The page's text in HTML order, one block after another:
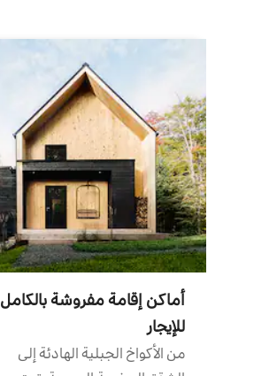
أماكن إقامة مفروشة بالكامل
للإيجار
من الأكواخ الجبلية الهادئة إلى